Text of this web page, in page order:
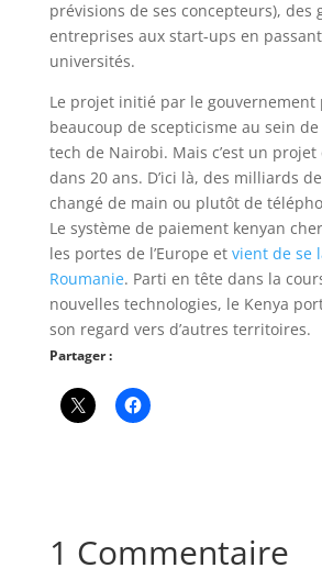
prévisions de ses concepteurs), des
entreprises aux start-ups en
universités.
Le projet initié par le gouvernement
beaucoup de scepticisme au sein
tech de Nairobi. Mais c’est un
dans 20 ans. D’ici là, des milliards
changé de main ou plutôt de
Le système de paiement kenyan
les portes de l’Europe et vient de se
Roumanie. Parti en tête dans la
nouvelles technologies, le Kenya
son regard vers d’autres territoires.
Partager :
1 Commentaire